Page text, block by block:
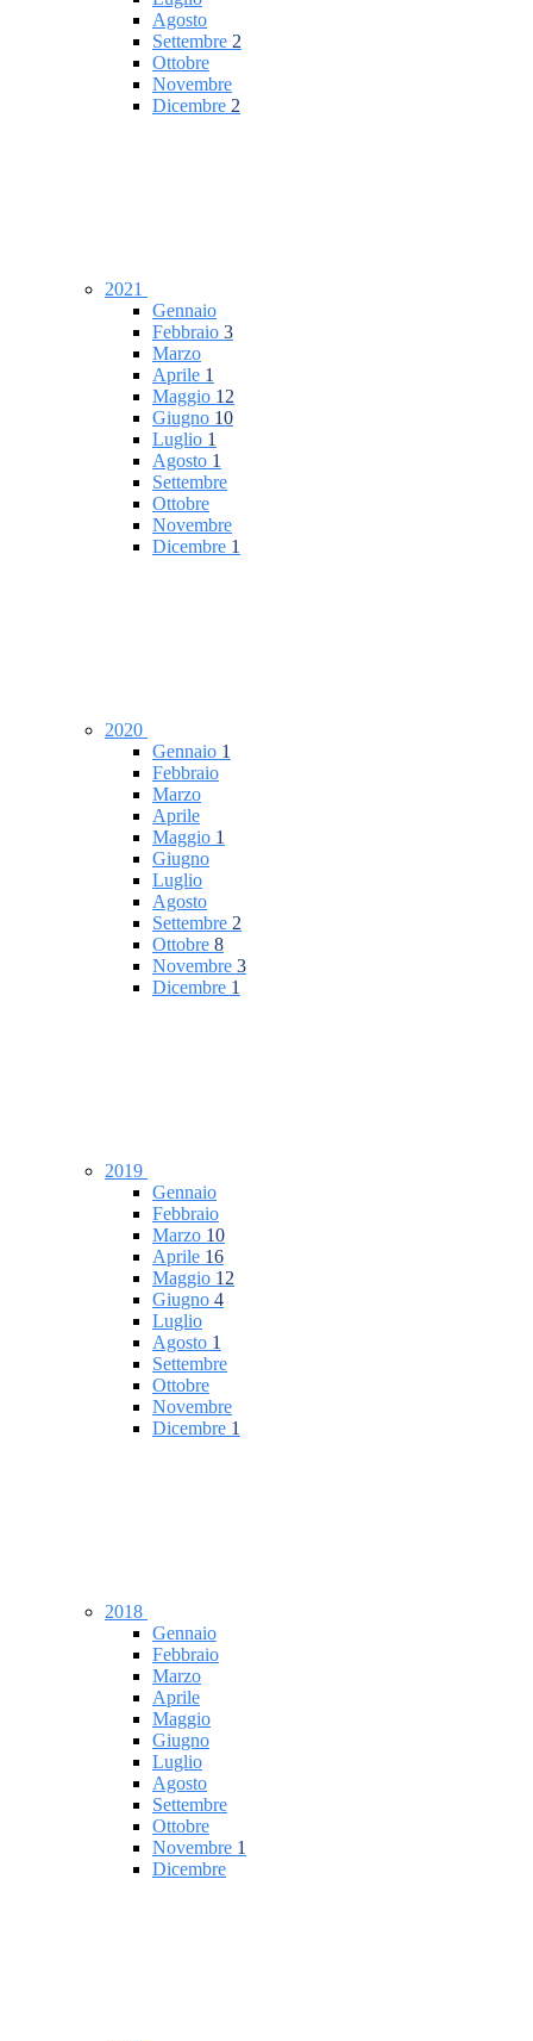
Agosto
Settembre 2
Ottobre
Novembre
Dicembre 2
2021
Gennaio
Febbraio 3
Marzo
Aprile 1
Maggio 12
Giugno 10
Luglio 1
Agosto 1
Settembre
Ottobre
Novembre
Dicembre 1
2020
Gennaio 1
Febbraio
Marzo
Aprile
Maggio 1
Giugno
Luglio
Agosto
Settembre 2
Ottobre 8
Novembre 3
Dicembre 1
2019
Gennaio
Febbraio
Marzo 10
Aprile 16
Maggio 12
Giugno 4
Luglio
Agosto 1
Settembre
Ottobre
Novembre
Dicembre 1
2018
Gennaio
Febbraio
Marzo
Aprile
Maggio
Giugno
Luglio
Agosto
Settembre
Ottobre
Novembre 1
Dicembre